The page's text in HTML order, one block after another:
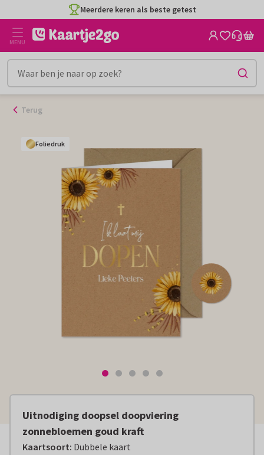
naar
inhoud
Meerdere keren als beste getest
MENU
Terug
Foliedruk
Foliedruk
Foliedruk
Foliedruk
Foliedruk
Uitnodiging doopsel doopviering
zonnebloemen goud kraft
Kaartsoort: Dubbele kaart